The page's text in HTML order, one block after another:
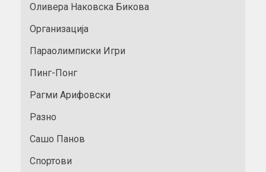
Оливера Наковска Бикова
Организација
Параолимписки Игри
Пинг-Понг
Рагми Арифовски
Разно
Сашо Панов
Спортови